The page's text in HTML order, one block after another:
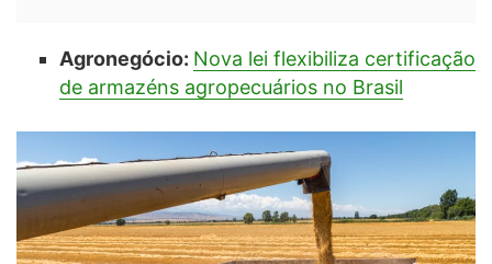
Agronegócio: Nova lei flexibiliza certificação
de armazéns agropecuários no Brasil